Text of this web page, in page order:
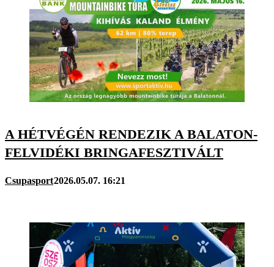
A HÉTVÉGÉN RENDEZIK A BALATON-
FELVIDÉKI BRINGAFESZTIVÁLT
Csupasport2026.05.07. 16:21